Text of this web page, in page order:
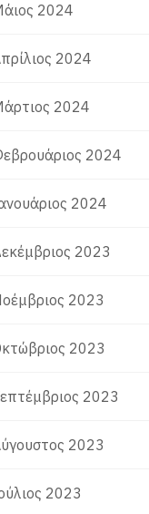
2024
2024
2024
2024
2024
2023
2023
2023
2023
2023
2023